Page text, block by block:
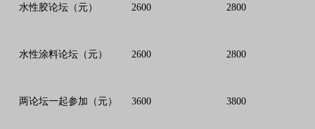
水性胶论坛（元） 2600 2800
水性涂料论坛（元） 2600 2800
两论坛一起参加（元） 3600 3800